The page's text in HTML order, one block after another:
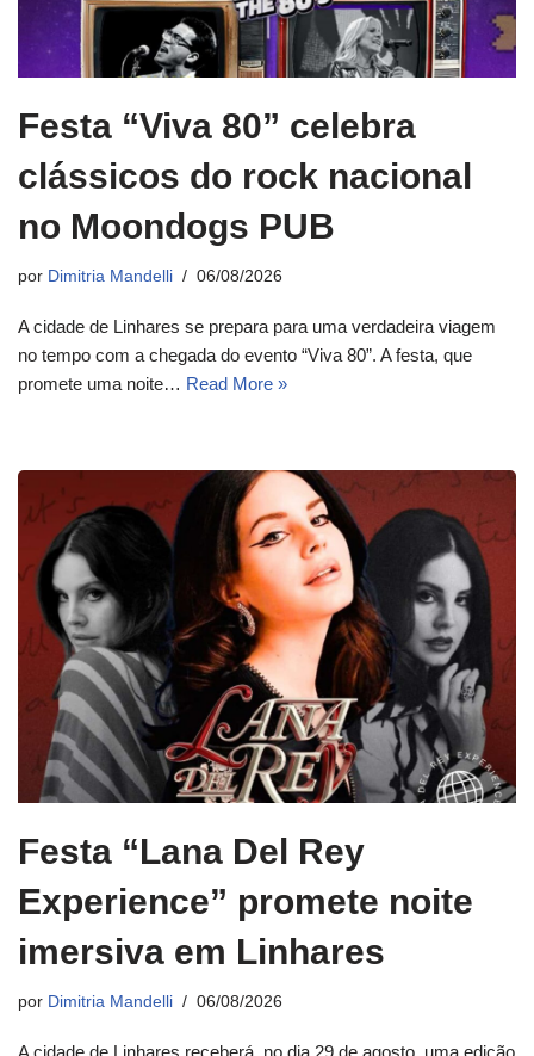
Festa “Viva 80” celebra
clássicos do rock nacional
no Moondogs PUB
por Dimitria Mandelli 06/08/2026
A cidade de Linhares se prepara para uma verdadeira viagem
no tempo com a chegada do evento “Viva 80”. A festa, que
promete uma noite… Read More »
Festa “Lana Del Rey
Experience” promete noite
imersiva em Linhares
por Dimitria Mandelli 06/08/2026
A cidade de Linhares receberá, no dia 29 de agosto, uma edição